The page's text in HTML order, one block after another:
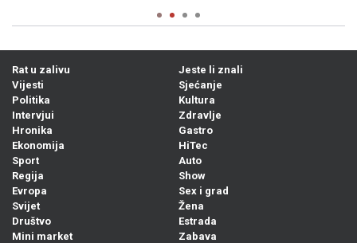
Rat u zalivu
Vijesti
Politika
Intervjui
Hronika
Ekonomija
Sport
Regija
Evropa
Svijet
Društvo
Mini market
Jeste li znali
Sjećanje
Kultura
Zdravlje
Gastro
HiTec
Auto
Show
Sex i grad
Žena
Estrada
Zabava